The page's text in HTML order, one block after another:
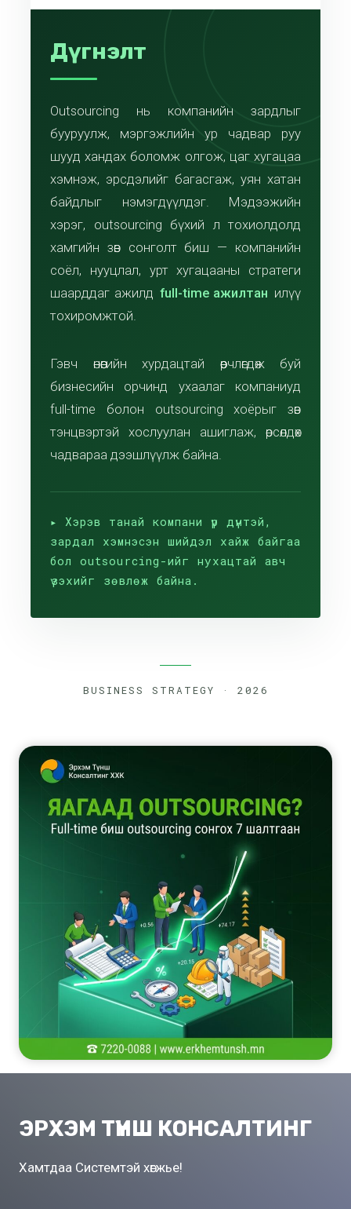
Дүгнэлт
Outsourcing нь компанийн зардлыг
бууруулж, мэргэжлийн ур чадвар руу
шууд хандах боломж олгож, цаг хугацаа
хэмнэж, эрсдэлийг багасгаж, уян хатан
байдлыг нэмэгдүүлдэг. Мэдээжийн
хэрэг, outsourcing бүхий л тохиолдолд
хамгийн зөв сонголт биш — компанийн
соёл, нууцлал, урт хугацааны стратеги
шаарддаг ажилд full-time ажилтан илүү
тохиромжтой.
Гэвч өнөөгийн хурдацтай өөрчлөгдөж буй
бизнесийн орчинд ухаалаг компаниуд
full-time болон outsourcing хоёрыг зөв
тэнцвэртэй хослуулан ашиглаж, өрсөлдөх
чадвараа дээшлүүлж байна.
▸ Хэрэв танай компани үр дүнтэй,
зардал хэмнэсэн шийдэл хайж байгаа
бол outsourcing-ийг нухацтай авч
үзэхийг зөвлөж байна.
BUSINESS STRATEGY · 2026
ЭРХЭМ ТҮНШ КОНСАЛТИНГ
Хамтдаа Системтэй хөгжье!